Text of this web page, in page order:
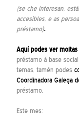
(se che interesan,
accesibles, e as
préstamo).
Aquípodes ver moitas
préstamo á base
temas, tamén podes
Coordinadora Galega
préstamo.
Este mes: